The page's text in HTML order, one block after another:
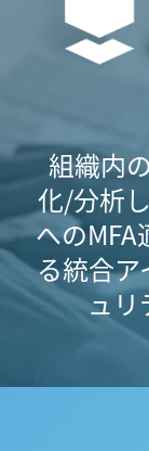
組織内
化/分析し
への
る統合ア
ュリ